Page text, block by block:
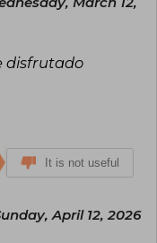
disfrutado
It is not useful
April 12, 2026